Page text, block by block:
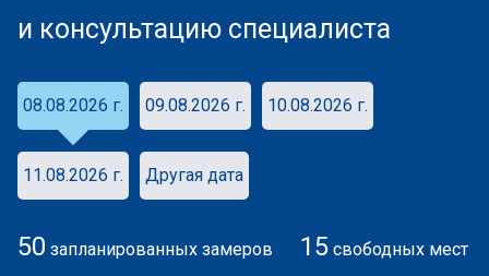
и консультацию специалиста
08.08.2026 г. 09.08.2026 г. 10.08.2026 г.
11.08.2026 г. Другая дата
50 запланированных замеров 15 свободных мест